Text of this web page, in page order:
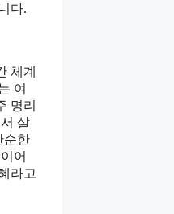
다.
체계
여
명리
살
순한
어
라고